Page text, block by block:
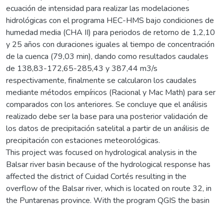
ecuación de intensidad para realizar las modelaciones
hidrológicas con el programa HEC-HMS bajo condiciones de
humedad media (CHA II) para periodos de retorno de 1,2,10
y 25 años con duraciones iguales al tiempo de concentración
de la cuenca (79,03 min), dando como resultados caudales
de 138,83-172,65-285,43 y 387,44 m3/s
respectivamente, finalmente se calcularon los caudales
mediante métodos empíricos (Racional y Mac Math) para ser
comparados con los anteriores. Se concluye que el análisis
realizado debe ser la base para una posterior validación de
los datos de precipitación satelital a partir de un análisis de
precipitación con estaciones meteorológicas.
This project was focused on hydrological analysis in the
Balsar river basin because of the hydrological response has
affected the district of Cuidad Cortés resulting in the
overflow of the Balsar river, which is located on route 32, in
the Puntarenas province. With the program QGIS the basin